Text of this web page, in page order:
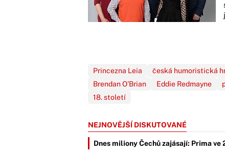
Princezna Leia česká humoristická
Brendan O'Brian
Eddie Redmayne
18. století
NEJNOVĚJŠÍ DISKUTOVANÉ
Dnes miliony Čechů zajásají: Prima